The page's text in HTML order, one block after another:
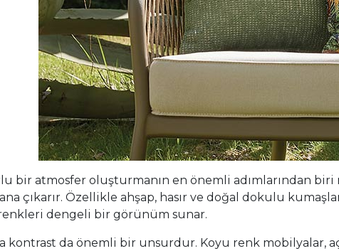
bir atmosfer oluşturmanın en önemli adımlarından
çıkarır. Özellikle ahşap, hasır ve doğal dokulu
dengeli bir görünüm sunar.
kontrast da önemli bir unsurdur. Koyu renk mobilyalar,